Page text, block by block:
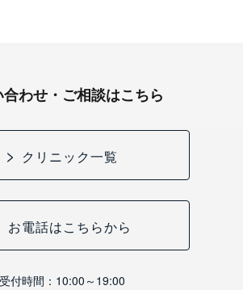
わせ・ご相談はこちら
クリニック一覧
お電話はこちらから
受付時間：10:00～19:00